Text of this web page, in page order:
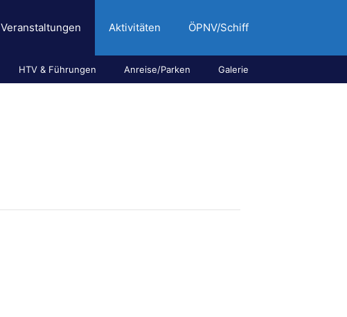
Veranstaltungen Aktivitäten ÖPNV/Schiff
HTV & Führungen Anreise/Parken Galerie